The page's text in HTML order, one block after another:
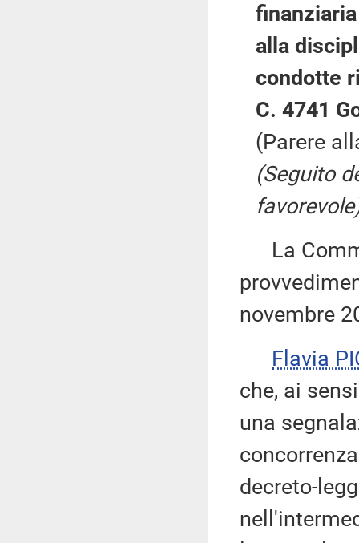
alla
condotte
C. 4741
(Parere
(Seguito
La
novembre
Flavia
che, ai
una
decreto-